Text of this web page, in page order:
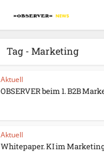
Tag - Marketing
Aktuell
OBSERVER beim 1. B2B
Aktuell
Whitepaper. KI im